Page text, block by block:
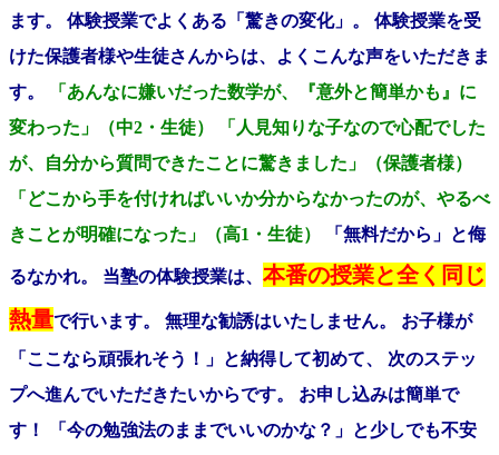
ます。 体験授業でよくある「驚きの変化」。 体験授業を受
けた保護者様や生徒さんからは、よくこんな声をいただきま
す。
「あんなに嫌いだった数学が、『意外と簡単かも』に
変わった」（中2・生徒） 「人見知りな子なので心配でした
が、自分から質問できたことに驚きました」（保護者様）
「どこから手を付ければいいか分からなかったのが、やるべ
きことが明確になった」（高1・生徒）
「無料だから」と侮
るなかれ。 当塾の体験授業は、 本番の授業と全く同じ
熱量で行います。 無理な勧誘はいたしません。 お子様が
「ここなら頑張れそう！」と納得して初めて、 次のステッ
プへ進んでいただきたいからです。 お申し込みは簡単で
す！ 「今の勉強法のままでいいのかな？」と少しでも不安